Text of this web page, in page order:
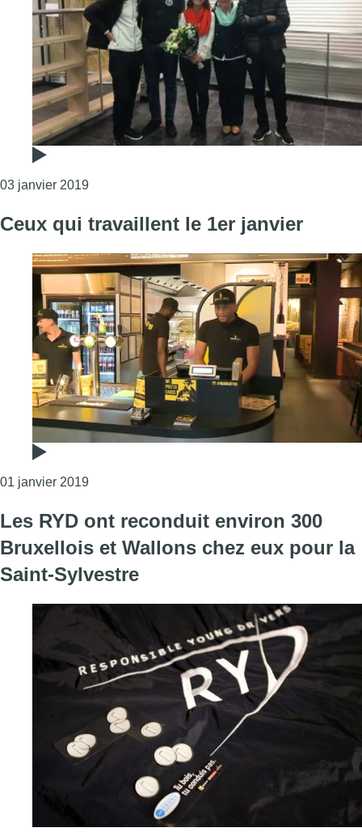
03 janvier 2019Consulter l'article "Molenbeek : la propriétaire
Ceux qui travaillent le 1er janvier
01 janvier 2019Consulter l'article "Ceux qui travaillent le 1er
Les RYD ont reconduit environ 300
Bruxellois et Wallons chez eux pour la
Saint-Sylvestre